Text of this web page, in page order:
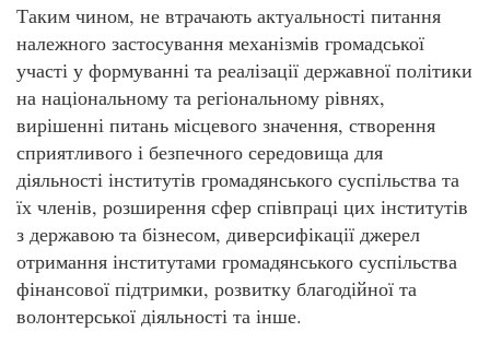
Таким чином, не втрачають актуальності питання
належного застосування механізмів громадської
участі у формуванні та реалізації державної політики
на національному та регіональному рівнях,
вирішенні питань місцевого значення, створення
сприятливого і безпечного середовища для
діяльності інститутів громадянського суспільства та
їх членів, розширення сфер співпраці цих інститутів
з державою та бізнесом, диверсифікації джерел
отримання інститутами громадянського суспільства
фінансової підтримки, розвитку благодійної та
волонтерської діяльності та інше.